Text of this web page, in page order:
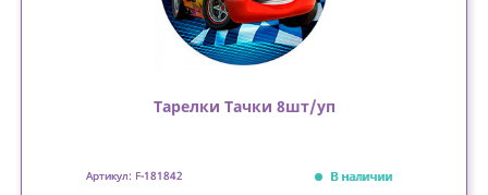
Тарелки Тачки 8шт/уп
Артикул: F-181842 В наличии